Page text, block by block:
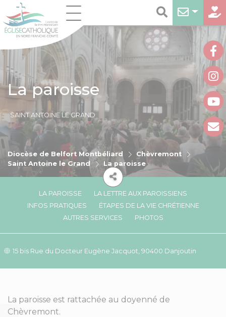
La paroisse
SAINT ANTOINE LE GRAND
Diocèse de Belfort Montbéliard
Chèvremont
Saint Antoine le Grand
La paroisse
LA PAROISSE
LA LETTRE AUX PAROISSIENS
INFOS PRATIQUES
ÉTAPES DE LA VIE CHRÉTIENNE
AUTRES SERVICES
PHOTOS
15 bis Rue du Docteur Eugène Jacquot, 90400 Danjoutin
La paroisse est rattachée au doyenné de
Chèvremont.